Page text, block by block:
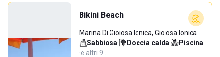
Bikini Beach
Marina Di Gioiosa Ionica, Gioiosa Ionica
Sabbiosa· Doccia calda·
Piscina
·e altri 9…